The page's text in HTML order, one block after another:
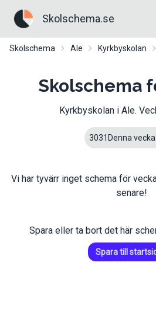
Skolschema.se
Skolschema Ale Kyrkbyskolan
Skolschema
Kyrkbyskolani Ale.
3031 Denna vecka
Vi har tyvärr inget schema för
senare!
Spara eller ta bort det här
Spara till